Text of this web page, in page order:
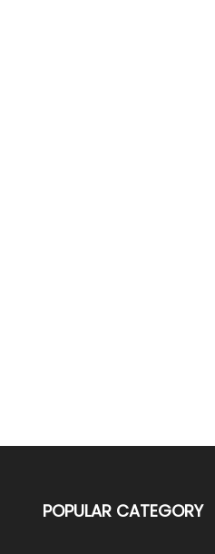
POPULAR CATEGORY